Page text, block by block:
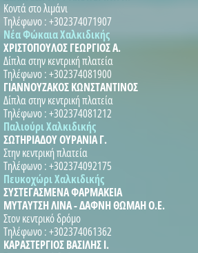
Κοντά στο λιμάνι
Τηλέφωνο : +302374071907
Νέα Φώκαια Χαλκιδικής
ΧΡΙΣΤΟΠΟΥΛΟΣ ΓΕΩΡΓΙΟΣ Α.
Δίπλα στην κεντρική πλατεία
Τηλέφωνο : +302374081900
ΓΙΑΝΝΟΥΖΑΚΟΣ ΚΩΝΣΤΑΝΤΙΝΟΣ
Δίπλα στην κεντρική πλατεία
Τηλέφωνο : +302374081212
Παλιούρι Χαλκιδικής
ΣΩΤΗΡΙΑΔΟΥ ΟΥΡΑΝΙΑ Γ.
Στην κεντρική πλατεία
Τηλέφωνο : +302374092175
Πευκοχώρι Χαλκιδικής
ΣΥΣΤΕΓΑΣΜΕΝΑ ΦΑΡΜΑΚΕΙΑ
ΜΥΤΑΥΤΣΗ ΛΙΝΑ - ΔΑΦΝΗ ΘΩΜΑΗ Ο.Ε.
Στον κεντρικό δρόμο
Τηλέφωνο : +302374061362
ΚΑΡΑΣΤΕΡΓΙΟΣ ΒΑΣΙΛΗΣ Ι.